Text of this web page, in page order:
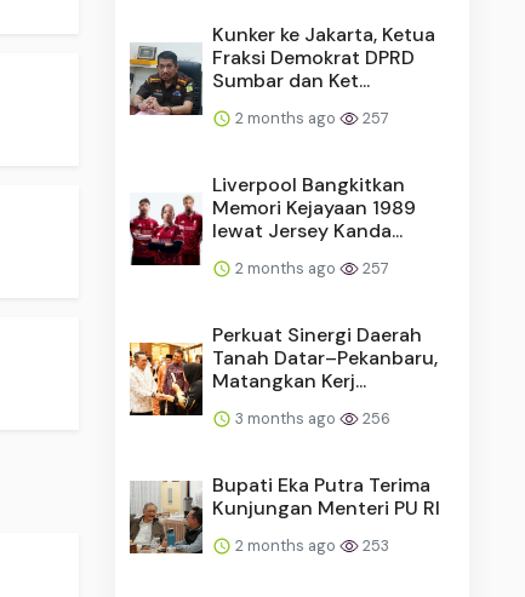
Kunker ke Jakarta, Ketua
Fraksi Demokrat DPRD
Sumbar dan Ket...
2 months ago 257
Liverpool Bangkitkan
Memori Kejayaan 1989
lewat Jersey Kanda...
2 months ago 257
Perkuat Sinergi Daerah
Tanah Datar–Pekanbaru,
Matangkan Kerj...
3 months ago 256
Bupati Eka Putra Terima
Kunjungan Menteri PU RI
2 months ago 253